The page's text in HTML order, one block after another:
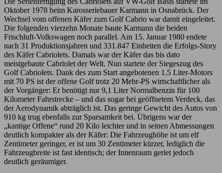
Oktober 1978 beim Karosseriebauer Karmann in Osnabrück. Der
Wechsel vom offenen Käfer zum Golf Cabrio war damit eingeleitet.
Die folgenden vierzehn Monate baute Karmann die beiden
Frischluft-Volkswagen noch parallel. Am 15. Januar 1980 endete
nach 31 Produktionsjahren und 331.847 Einheiten die Erfolgs-Story
des Käfer Cabriolets. Damals war der Käfer das bis dato
meistgebaute Cabriolet der Welt. Nun startete der Siegeszug des
Golf Cabriolets. Dank des zum Start angebotenen 1.5 Liter-Motors
mit 70 PS ist der offene Golf trotz 20 Mehr-PS wirtschaftlicher als
der Vorgänger: Er benötigt nur 9,1 Liter Normalbenzin für 100
Kilometer Fahrstrecke – und das sogar bei geöffnetem Verdeck, das
der Aerodynamik abträglich ist. Das geringe Gewicht des Autos von
910 kg trug ebenfalls zur Sparsamkeit bei. Übrigens war der
„kantige Offene“ rund 20 Kilo leichter und in seinen Abmessungen
deutlich kompakter als der Käfer: Die Fahrzeughöhe ist um elf
Zentimeter geringer, er ist um 30 Zentimeter kürzer, lediglich die
Fahrzeugbreite ist fast identisch; der Innenraum geriet jedoch
deutlich geräumiger.